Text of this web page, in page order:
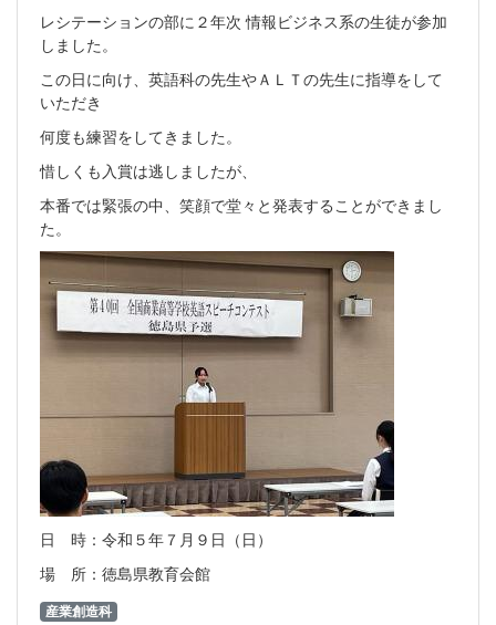
レシテーションの部に２年次 情報ビジネス系の生徒が参加
しました。
この日に向け、英語科の先生やＡＬＴの先生に指導をして
いただき
何度も練習をしてきました。
惜しくも入賞は逃しましたが、
本番では緊張の中、笑顔で堂々と発表することができまし
た。
日 時：令和５年７月９日（日）
場 所：徳島県教育会館
産業創造科